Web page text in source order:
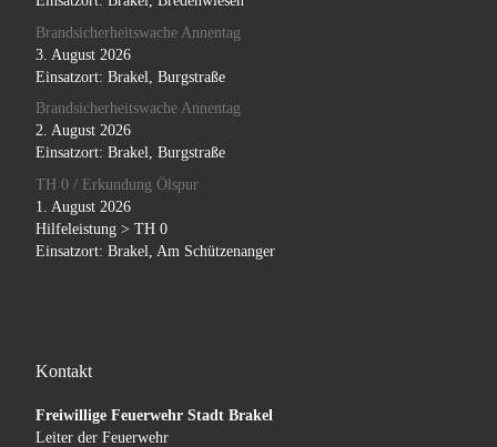
Brandsicherheitswache Annentag
3. August 2026
Einsatzort: Brakel, Burgstraße
Brandsicherheitswache Annentag
2. August 2026
Einsatzort: Brakel, Burgstraße
TH 0 / Erkundung Ölspur
1. August 2026
Hilfeleistung > TH 0
Einsatzort: Brakel, Am Schützenanger
Kontakt
Freiwillige Feuerwehr Stadt Brakel
Leiter der Feuerwehr